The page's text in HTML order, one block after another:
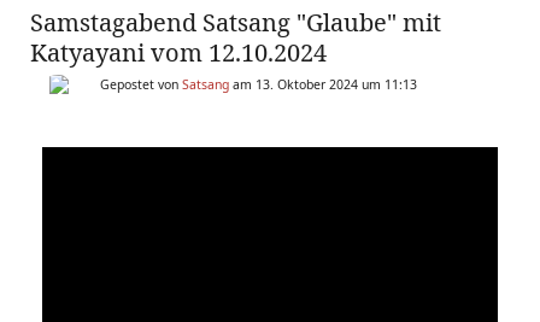
Samstagabend Satsang "Glaube" mit
Katyayani vom 12.10.2024
Gepostet von Satsang am 13. Oktober 2024 um 11:13